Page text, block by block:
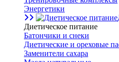
Энергетики
Диетическое питание
Батончики и снеки
Диетические и ореховые
Заменители сахара